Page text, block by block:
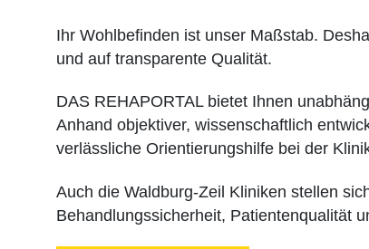
Ihr Wohlbefinden ist unser Maßstab.
und auf transparente Qualität.
DAS REHAPORTAL bietet Ihnen
Anhand objektiver, wissenschaftlich
verlässliche Orientierungshilfe bei der
Auch die Waldburg-Zeil Kliniken stellen
Behandlungssicherheit, Patientenqualität